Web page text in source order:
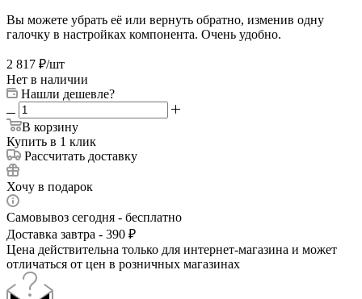
Вы можете убрать её или вернуть обратно, изменив одну
галочку в настройках компонента. Очень удобно.
2 817 ₽/шт
Нет в наличии
Нашли дешевле?
В корзину
Купить в 1 клик
Рассчитать доставку
Хочу в подарок
Самовывоз сегодня - бесплатно
Доставка завтра - 390 ₽
Цена действительна только для интернет-магазина и может
отличаться от цен в розничных магазинах